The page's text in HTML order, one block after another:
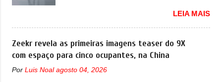
consumidores). Pelas imagens teaser, se
percebe que o sedã contará com um novo
para-choque na dianteira. Ele passa a trazer
um vinco horizontal mais destacado que
atravessa toda a dianteira do sedã, passando
primeiras imagens de patente de uma nova
minivan, na China. Registradas no Ministério
da Indústria e Tecnologia da Informação, o
MIIT, a BYD Xia é uma nova minivan que a
marca chinesa apresentará aos
consumidores chineses para além da
LEIA MAIS
Zeekr revela as primeiras imagens teaser do 9X
com espaço para cinco ocupantes, na China
Por Luis Noal agosto 04, 2026